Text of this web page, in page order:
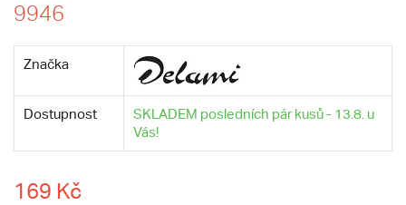
9946
Značka
Dostupnost
SKLADEM posledních pár kusů - 13.8. u
Vás!
169 Kč